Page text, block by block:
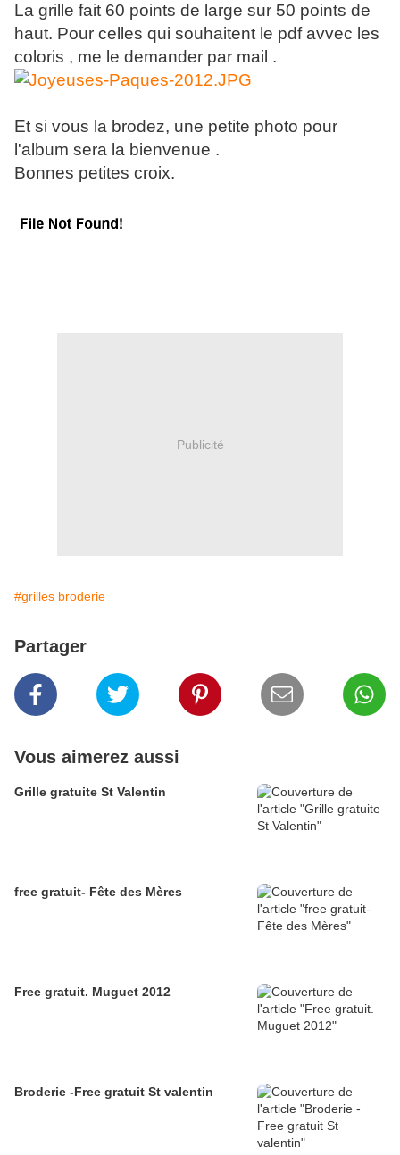
La grille fait 60 points de large sur 50 points de
haut. Pour celles qui souhaitent le pdf avvec les
coloris , me le demander par mail .
Et si vous la brodez, une petite photo pour
l'album sera la bienvenue .
Bonnes petites croix.
Publicité
#grilles broderie
Partager
Vous aimerez aussi
Grille gratuite St Valentin
free gratuit- Fête des Mères
Free gratuit. Muguet 2012
Broderie -Free gratuit St valentin